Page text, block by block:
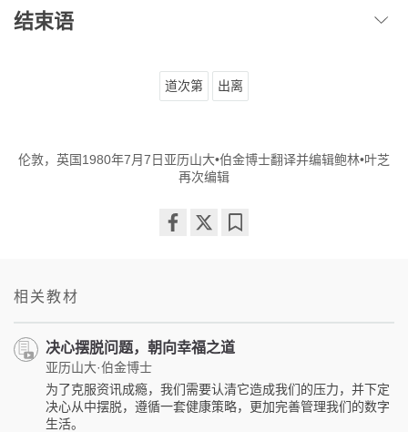
结束语
道次第 出离
伦敦，英国1980年7月7日亚历山大•伯金博士翻译并编辑鲍林•叶芝
再次编辑
相关教材
决心摆脱问题，朝向幸福之道
亚历山大·伯金博士
为了克服资讯成瘾，我们需要认清它造成我们的压力，并下定
决心从中摆脱，遵循一套健康策略，更加完善管理我们的数字
生活。